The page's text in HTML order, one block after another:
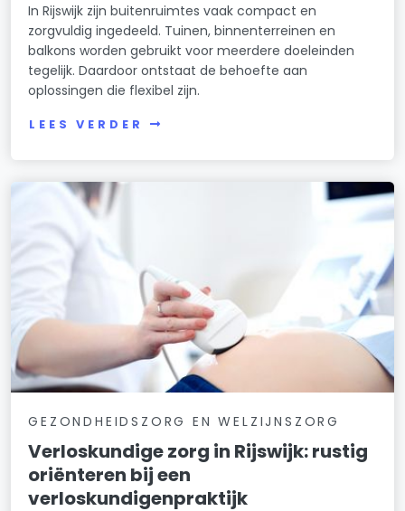
In Rijswijk zijn buitenruimtes vaak compact en
zorgvuldig ingedeeld. Tuinen, binnenterreinen en
balkons worden gebruikt voor meerdere doeleinden
tegelijk. Daardoor ontstaat de behoefte aan
oplossingen die flexibel zijn.
LEES VERDER
GEZONDHEIDSZORG EN WELZIJNSZORG
Verloskundige zorg in Rijswijk: rustig
oriënteren bij een
verloskundigenpraktijk